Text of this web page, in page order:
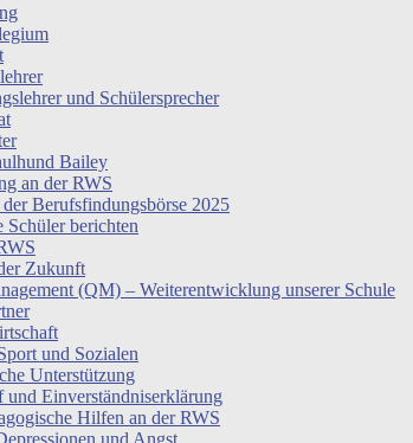
und Schülersprecher
Bailey
an der RWS
Berufsfindungsbörse 2025
Schüler berichten
Zukunft
(QM) – Weiterentwicklung unserer Schule
und Sozialen
Unterstützung
und Einverständniserklärung
Hilfen an der RWS
und Angst